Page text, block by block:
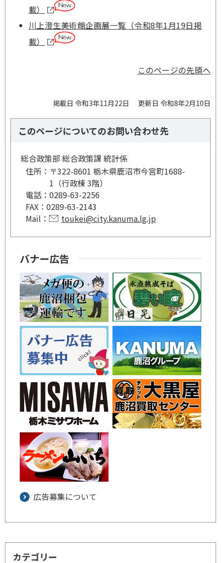
載）
川上澄生美術館企画展一覧（令和8年1月19日掲
載）
このページの先頭へ
掲載日 令和3年11月22日 更新日 令和8年2月10日
このページについてのお問い合わせ先
総合政策部 総合政策課 統計係
住所： 〒322-8601 栃木県鹿沼市今宮町1688-
1（行政棟 3階）
電話： 0289-63-2256
FAX： 0289-63-2143
Mail：
toukei@city.kanuma.lg.jp
バナー広告
広告募集について
カテゴリー